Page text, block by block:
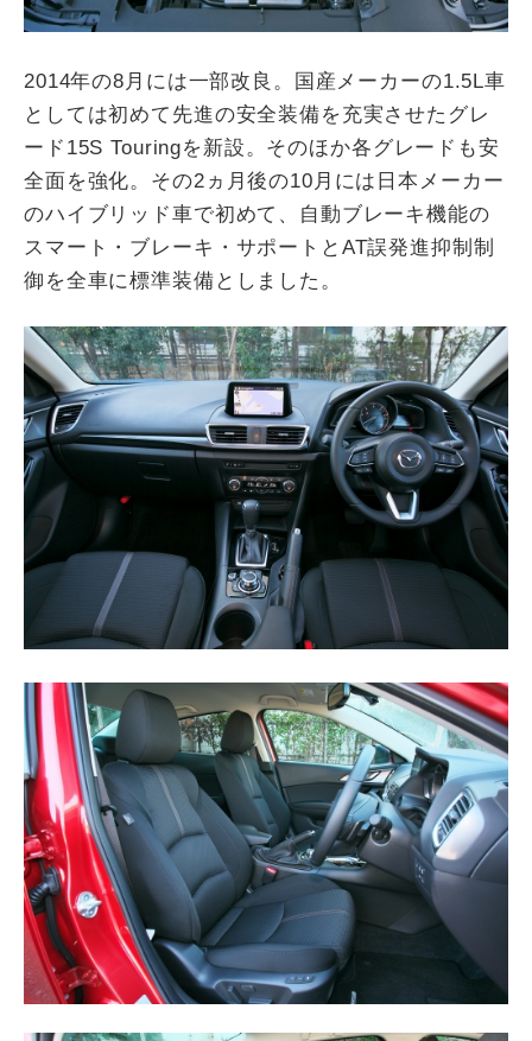
2014年の8月には一部改良。国産メーカーの1.5L車
としては初めて先進の安全装備を充実させたグレ
ード15S Touringを新設。そのほか各グレードも安
全面を強化。その2ヵ月後の10月には日本メーカー
のハイブリッド車で初めて、自動ブレーキ機能の
スマート・ブレーキ・サポートとAT誤発進抑制制
御を全車に標準装備としました。